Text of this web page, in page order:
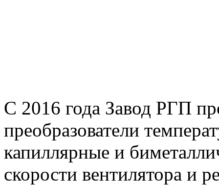
C 2016 года Завод РГП
преобразователи
капиллярные и
скорости вентилятора и